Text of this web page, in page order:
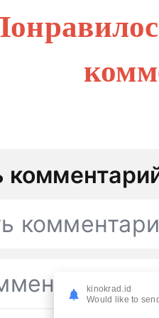
kinokrad.id
Would like to